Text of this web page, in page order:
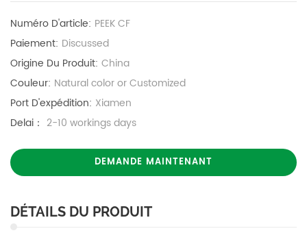
Numéro D'article: PEEK CF
Paiement: Discussed
Origine Du Produit: China
Couleur: Natural color or Customized
Port D'expédition: Xiamen
Delai： 2-10 workings days
DEMANDE MAINTENANT
DÉTAILS DU PRODUIT